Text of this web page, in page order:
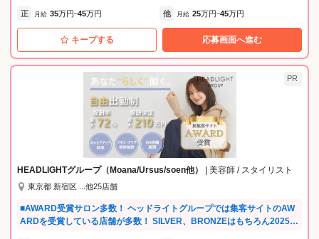
なワーク・ライフ・スタイルを描き 強くしなやかに、歩んでいく。 わた
しらしい色で、未来を描こう。 今まで培った技術や経験を活かせる… 結
婚や出産等、ライフイベントと両立できる… 初めての転職の方もしっか
りサポート！ 働き方で悩んでいる方もご相談下さい🌼 ☁️Florenのポイン
ト 着付け・メイクのメニューあり 産休育休からの復帰支援あり 土日休
み＆有休OK 新規客多数で入客に不安な方もOK ☁️募集エリア →池袋 渋
谷 新宿 銀座 吉祥寺 高円寺 浅草 大宮 小田原 シンガポール ☁️選べる保障
給サポート※池袋エリア限定 （他エリアは金額が異なります） 正社員ス
タイリスト ①１年間×３５万円 ②半年間×４０万円 ③３ヶ月間×４５万
円 ※週休2日 月/22日出勤 短時間正社員スタイリスト ☆１年間×２８万
円 ※週休2日 月/22日出勤（～17:00） 入社スタッフインタビュー💭 『私
は以前のサロンがお客さまを次々にこなしていくスタイルで、丁寧に向
き合える環境ではなくて。マンツーマンで働けるところがいいなと思っ
ていたところ、Florenを見つけて転職しました。実際に入社して感じた
のは、お客さまとスタッフの両方を大事にしている会社だなということ
です。』
正 月給 35万円~45万円 他 月給 25万円~45万円
キープする 応募画面へ進む
PR
HEADLIGHTグループ（Moana/Ursus/soen他） | 美容師 / スタイリスト
東京都 新宿区 ...他25店舗
■AWARD受賞サロン多数！ ヘッドライトグループでは集客サイトのAW
ARDを受賞している店舗が多数！ SILVER、BRONZEはもちろん2025年